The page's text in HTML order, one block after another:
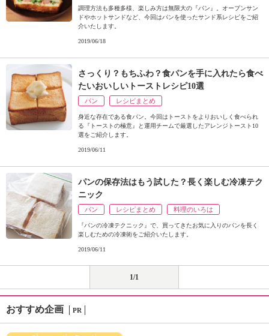
調理方法も多種多様、楽しみ方は無限大の『パン』。オープンサン
ドやホットサンドなど、今回はパンを使ったサンド系レシピをご紹
介いたします。
2019/06/18
さっくり？もちふわ？食パンを手に入れたら食べ
たいおいしいトーストレシピ10選
パン レシピまとめ
身近な存在である食パン。今回はトーストをよりおいしく食べられ
る『トーストの極意』と運用チームで厳選したアレンジトースト10
選をご紹介します。
2019/06/11
パンの保存法はもう試した？長く楽しむ冷凍テク
ニック
パン レシピまとめ 料理のいろは
『パンの冷凍テクニック』で、買ってきたお気に入りのパンを長く
楽しむための冷凍術をご紹介いたします。
2019/06/11
1/1
おすすめ企画 PR